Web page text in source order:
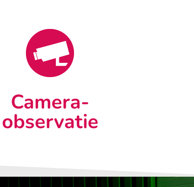
Camera-
observatie